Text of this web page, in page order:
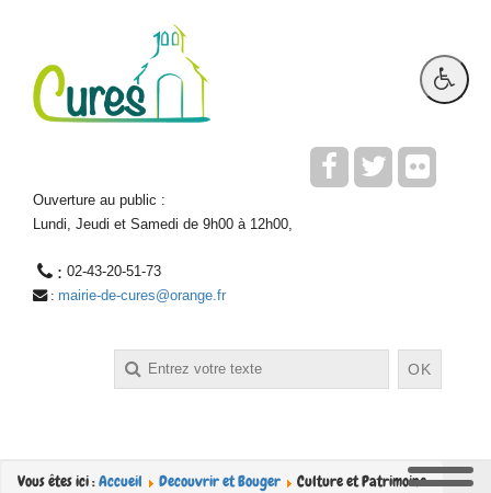
Ouverture au public :
Lundi, Jeudi et Samedi de 9h00 à 12h00,
: 02-43-20-51-73
: mairie-de-cures@orange.fr
OK
Vous êtes ici :Accueil Decouvrir et Bouger Culture et Patrimoine